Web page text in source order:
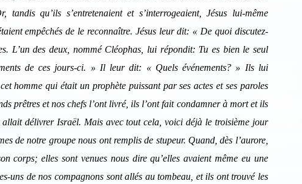
qu’ils s’entretenaient et s’interrogeaient, Jésus lui-même
empêchés de le reconnaître. Jésus leur dit: « De quoi discutez-
L’un des deux, nommé Cléophas, lui répondit: Tu es bien le seul
de ces jours-ci. » Il leur dit: « Quels événements? » Ils lui
homme qui était un prophète puissant par ses actes et ses paroles
prêtres et nos chefs l’ont livré, ils l’ont fait condamner à mort et ils
délivrer Israël. Mais avec tout cela, voici déjà le troisième jour
de notre groupe nous ont remplis de stupeur. Quand, dès l’aurore,
corps; elles sont venues nous dire qu’elles avaient même eu une
uns de nos compagnons sont allés au tombeau, et ils ont trouvé les